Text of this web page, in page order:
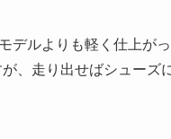
デルよりも軽く仕上が
、走り出せばシューズ